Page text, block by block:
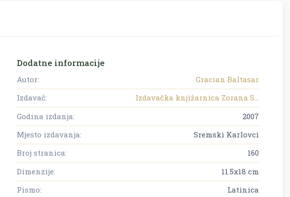
Dodatne informacije
Autor:
Gracian Baltasar
Izdavač:
Izdavačka knjižarnica Zorana S...
Godina izdanja:
2007
Mjesto izdavanja:
Sremski Karlovci
Broj stranica:
160
Dimenzije:
11.5x18 cm
Pismo:
Latinica